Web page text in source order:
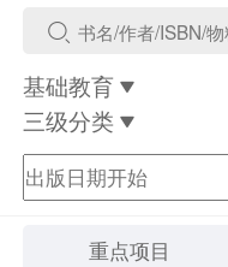
基础教育
三级分类
重点项目